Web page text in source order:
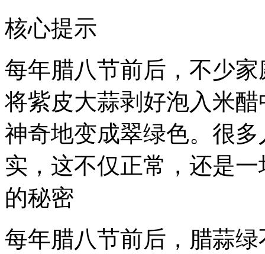
核心提示
每年腊八节前后，不少
将紫皮大蒜剥好泡入米
神奇地变成翠绿色。很
实，这不仅正常，还是
的秘密
每年腊八节前后，腊蒜